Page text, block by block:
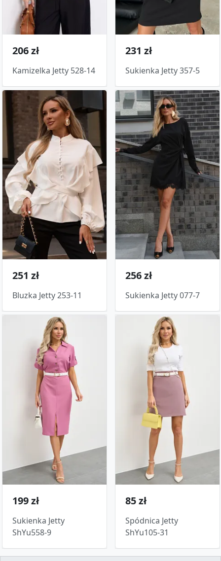
206 zł
Kamizelka Jetty 528-14
231 zł
Sukienka Jetty 357-5
251 zł
Bluzka Jetty 253-11
256 zł
Sukienka Jetty 077-7
199 zł
Sukienka Jetty
ShYu558-9
85 zł
Spódnica Jetty
ShYu105-31